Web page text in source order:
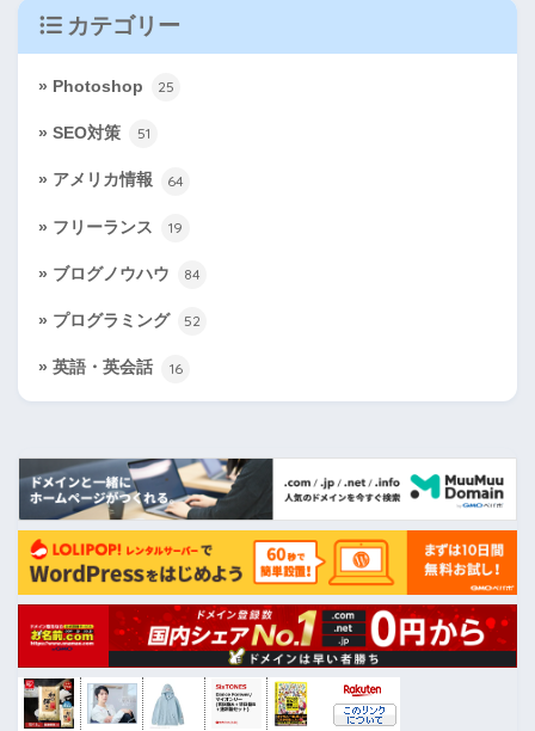
カテゴリー
Photoshop 25
SEO対策 51
アメリカ情報 64
フリーランス 19
ブログノウハウ 84
プログラミング 52
英語・英会話 16